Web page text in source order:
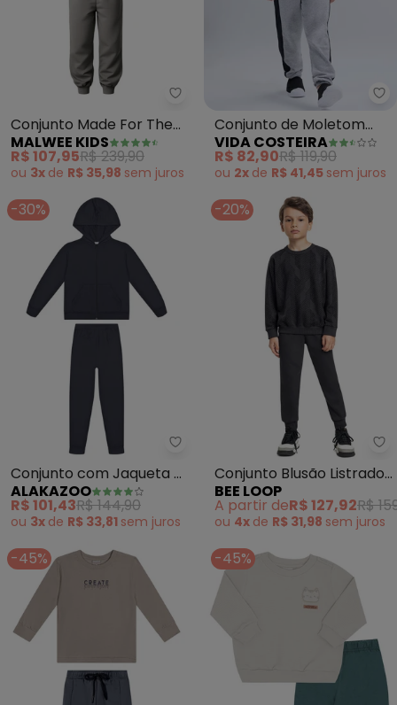
Malwee Kids - Conjunto Made
Conjunto Made For The
Mountains (Cinza)
MALWEE KIDS
R$ 107,95R$ 239,90
ou 3x de R$ 35,98 sem juros
Conjunto de Moletom
com Faixa Lateral
(Mescla)
VIDA COSTEIRA
R$ 82,90R$ 119,90
ou 2x de R$ 41,45 sem juros
-30%
Alakazoo - Conjunto com
Conjunto com Jaqueta e
Calça (Cinza)
ALAKAZOO
R$ 101,43R$ 144,90
ou 3x de R$ 33,81 sem juros
-20%
Conjunto Blusão Listrado
e Calça Cinza
BEE LOOP
A partir deR$ 127,92R$
ou 4x de R$ 31,98 sem juros
-45% -45%